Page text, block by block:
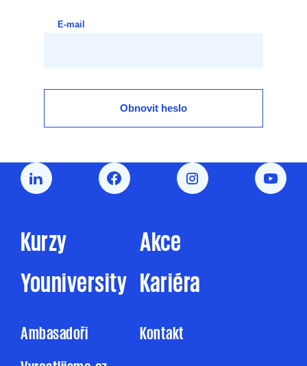
E-mail
Obnovit heslo
Kurzy
Akce
Youniversity Kariéra
Ambasadoři
Kontakt